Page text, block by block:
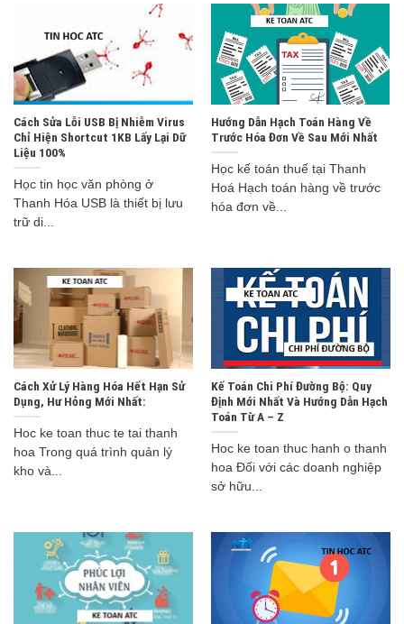
Cách Sửa Lỗi USB Bị Nhiễm Virus
Chỉ Hiện Shortcut 1KB Lấy Lại Dữ
Liệu 100%
Học tin học văn phòng ở
Thanh Hóa USB là thiết bị lưu
trữ di...
Hướng Dẫn Hạch Toán Hàng Về
Trước Hóa Đơn Về Sau Mới Nhất
Học kế toán thuế tại Thanh
Hoá Hạch toán hàng về trước
hóa đơn về...
Cách Xử Lý Hàng Hóa Hết Hạn Sử
Dụng, Hư Hỏng Mới Nhất:
Hoc ke toan thuc te tai thanh
hoa Trong quá trình quản lý
kho và...
Kế Toán Chi Phí Đường Bộ: Quy
Định Mới Nhất Và Hướng Dẫn Hạch
Toán Từ A – Z
Hoc ke toan thuc hanh o thanh
hoa Đối với các doanh nghiệp
sở hữu...